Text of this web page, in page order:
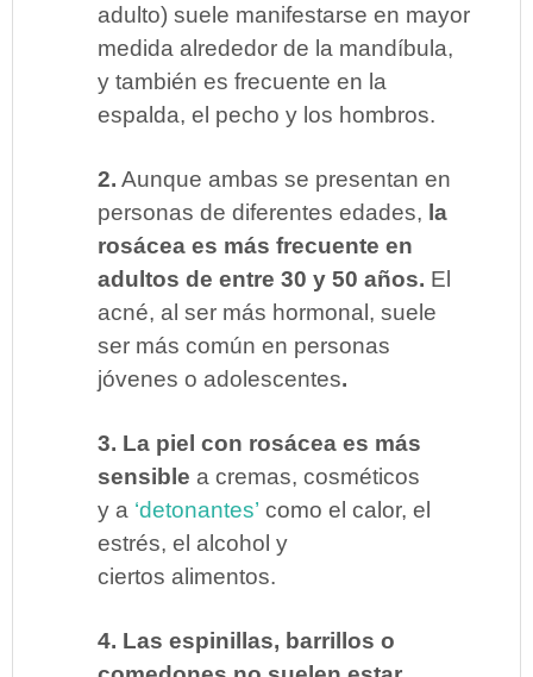
adulto) suele manifestarse en mayor
medida alrededor de la mandíbula,
y también es frecuente en la
espalda, el pecho y los hombros.
2. Aunque ambas se presentan en
personas de diferentes edades, la
rosácea es más frecuente en
adultos de entre 30 y 50 años. El
acné, al ser más hormonal, suele
ser más común en personas
jóvenes o adolescentes.
3. La piel con rosácea es más
sensible a cremas, cosméticos
y a ‘detonantes’ como el calor, el
estrés, el alcohol y
ciertos alimentos.
4. Las espinillas, barrillos o